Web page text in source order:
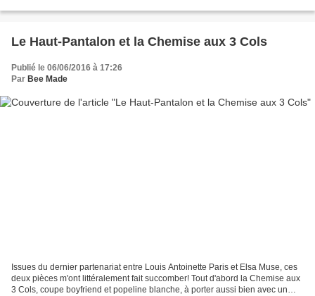
Le Haut-Pantalon et la Chemise aux 3 Cols
Publié le 06/06/2016 à 17:26
Par Bee Made
Issues du dernier partenariat entre Louis Antoinette Paris et Elsa Muse, ces
deux pièces m'ont littéralement fait succomber! Tout d'abord la Chemise aux
3 Cols, coupe boyfriend et popeline blanche, à porter aussi bien avec un